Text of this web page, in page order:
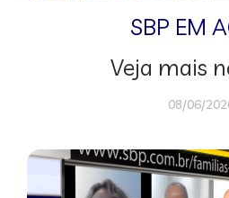
SBP EM
Veja mais
08/06/